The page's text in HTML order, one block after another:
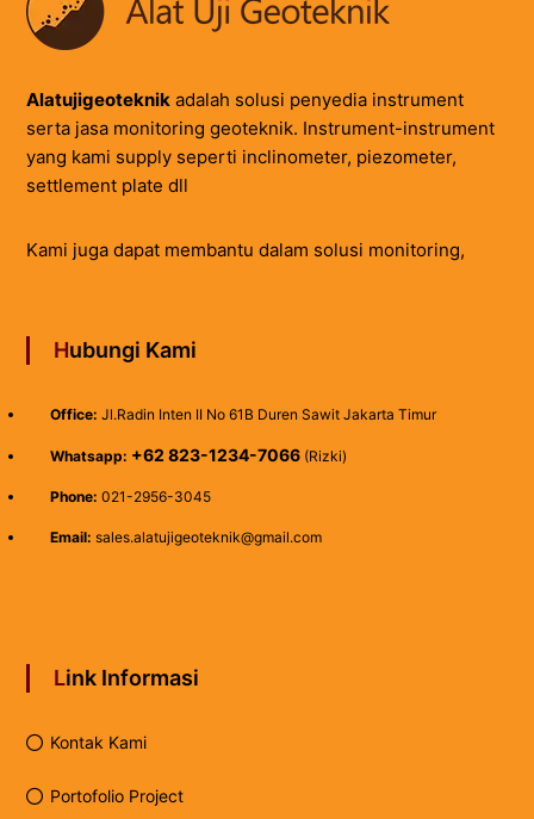
Alatujigeoteknik adalah solusi penyedia instrument
serta jasa monitoring geoteknik. Instrument-instrument
yang kami supply seperti inclinometer, piezometer,
settlement plate dll
Kami juga dapat membantu dalam solusi monitoring,
Hubungi Kami
Office: Jl.Radin Inten II No 61B Duren Sawit Jakarta Timur
Whatsapp: +62 823-1234-7066(Rizki)
Phone: 021-2956-3045
Email: sales.alatujigeoteknik@gmail.com
Link Informasi
Kontak Kami
Portofolio Project